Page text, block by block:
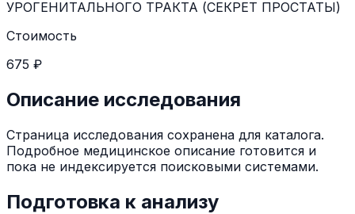
УРОГЕНИТАЛЬНОГО ТРАКТА (СЕКРЕТ ПРОСТАТЫ)
Стоимость
675 ₽
Описание исследования
Страница исследования сохранена для каталога.
Подробное медицинское описание готовится и
пока не индексируется поисковыми системами.
Подготовка к анализу